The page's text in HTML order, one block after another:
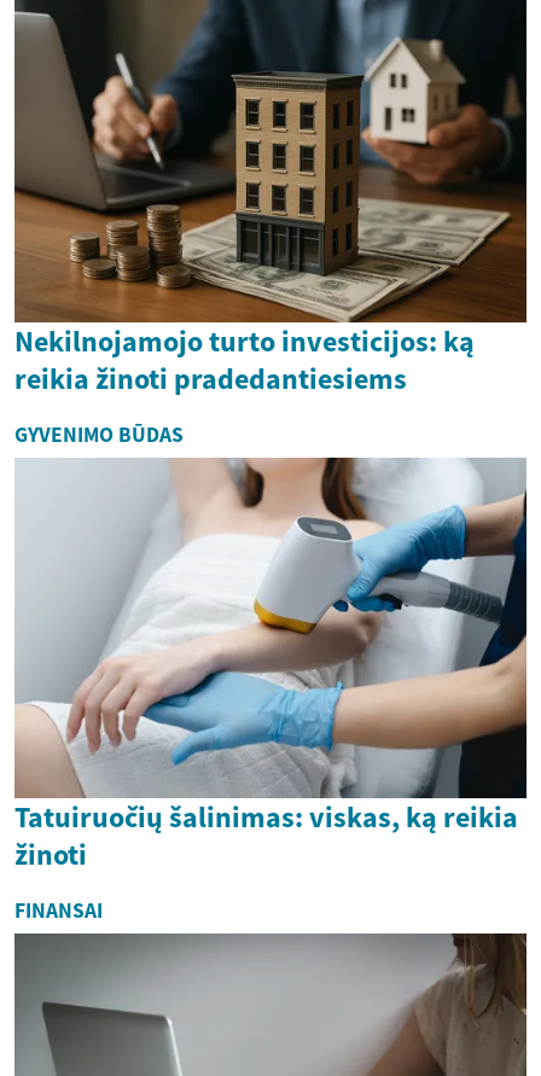
Nekilnojamojo turto investicijos: ką
reikia žinoti pradedantiesiems
GYVENIMO BŪDAS
Tatuiruočių šalinimas: viskas, ką reikia
žinoti
FINANSAI